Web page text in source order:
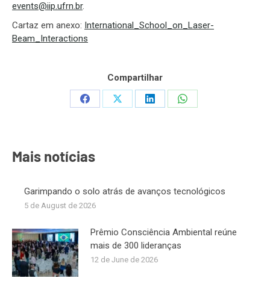
events@iip.ufrn.br.
Cartaz em anexo: International_School_on_Laser-
Beam_Interactions
Compartilhar
Share
Share
Share
Share
Mais notícias
Garimpando o solo atrás de avanços tecnológicos
5 de August de 2026
Prêmio Consciência Ambiental reúne
mais de 300 lideranças
12 de June de 2026